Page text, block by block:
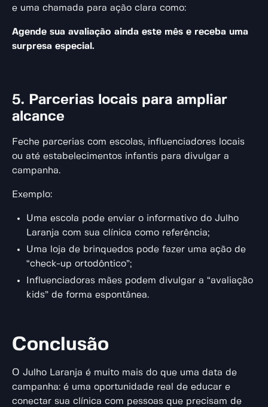
e uma chamada para ação clara como:
Agende sua avaliação ainda este mês e receba uma
surpresa especial.
5. Parcerias locais para ampliar
alcance
Feche parcerias com escolas, influenciadores locais
ou até estabelecimentos infantis para divulgar a
campanha.
Exemplo:
Uma escola pode enviar o informativo do Julho
Laranja com sua clínica como referência;
Uma loja de brinquedos pode fazer uma ação de
“check-up ortodôntico”;
Influenciadoras mães podem divulgar a “avaliação
kids” de forma espontânea.
Conclusão
O Julho Laranja é muito mais do que uma data de
campanha: é uma oportunidade real de educar e
conectar sua clínica com pessoas que precisam de